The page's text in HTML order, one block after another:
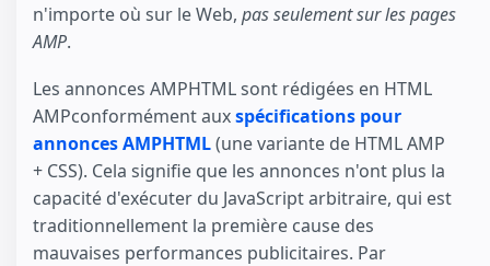
n'importe où sur le Web, pas seulement sur les pages
AMP.
Les annonces AMPHTML sont rédigées en HTML
AMPconformément auxspécifications pour
annonces AMPHTML(une variante de HTML AMP
+ CSS). Cela signifie que les annonces n'ont plus la
capacité d'exécuter du JavaScript arbitraire, qui est
traditionnellement la première cause des
mauvaises performances publicitaires. Par